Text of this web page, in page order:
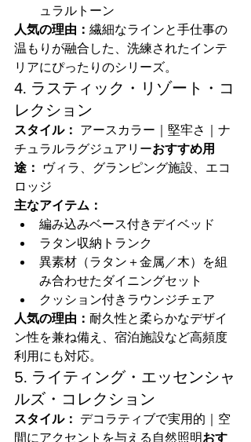
ュラルトーン
人気の理由： 繊細なラインと手仕事の
温もりが融合した、洗練されたインテ
リアにぴったりのシリーズ。
4. ラスティック・リゾート・コ
レクション
スタイル：
アースカラー｜堅牢さ｜ナ
チュラルラグジュアリーおすすめ用
途：
ヴィラ、グランピング施設、エコ
ロッジ
主なアイテム：
編み込みベース付きデイベッド
ラタン収納トランク
異素材（ラタン＋金属／木）を組
み合わせたダイニングセット
クッション付きラウンジチェア
人気の理由： 耐久性と柔らかなデザイ
ン性を兼ね備え、宿泊施設など高頻度
利用にも対応。
5. ライティング・エッセンシャ
ルズ・コレクション
スタイル：
デコラティブで実用的｜空
間にアクセントを与える自然照明おす